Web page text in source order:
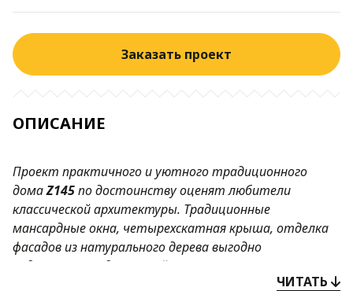
Заказать проект
ОПИСАНИЕ
Проект практичного и уютного традиционного
домаZ145по достоинству оценят любители
классической архитектуры. Традиционные
мансардные окна, четырехскатная крыша, отделка
фасадов из натурального дерева выгодно
подчеркивают домашний
ЧИТАТЬ